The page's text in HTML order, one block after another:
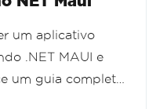
um aplicativo
.NET MAUI e
um guia completo